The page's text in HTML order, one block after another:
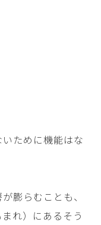
ために機能はな
膨らむことも、
れ）にあるそう